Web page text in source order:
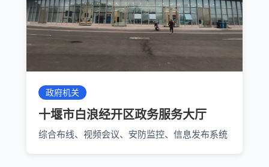
政府机关
十堰市白浪经开区政务服务大厅
综合布线、视频会议、安防监控、信息发布系统